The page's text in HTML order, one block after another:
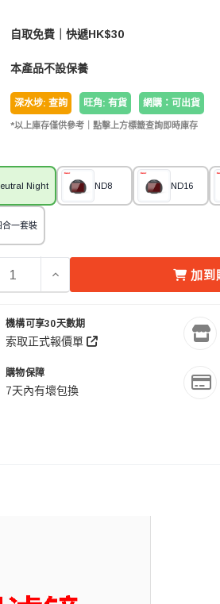
自取免費｜快遞HK$30
本產品不設保養
深水埗: 查詢 旺角: 有貨 網購：可出貨
*以上庫存僅供參考｜點擊上方標籤查詢即時庫存
Night ND8 ND16
合一套裝
CANON EOS R 相機內置濾鏡
增加 KASE CANON EOS R
加到
機構可享30天數期
索取正式報價單
購物保障
7天內有壞包換